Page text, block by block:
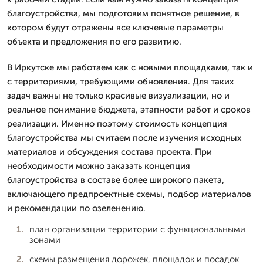
благоустройства, мы подготовим понятное решение, в
котором будут отражены все ключевые параметры
объекта и предложения по его развитию.
В Иркутске мы работаем как с новыми площадками, так и
с территориями, требующими обновления. Для таких
задач важны не только красивые визуализации, но и
реальное понимание бюджета, этапности работ и сроков
реализации. Именно поэтому стоимость концепция
благоустройства мы считаем после изучения исходных
материалов и обсуждения состава проекта. При
необходимости можно заказать концепция
благоустройства в составе более широкого пакета,
включающего предпроектные схемы, подбор материалов
и рекомендации по озеленению.
план организации территории с функциональными
зонами
схемы размещения дорожек, площадок и посадок